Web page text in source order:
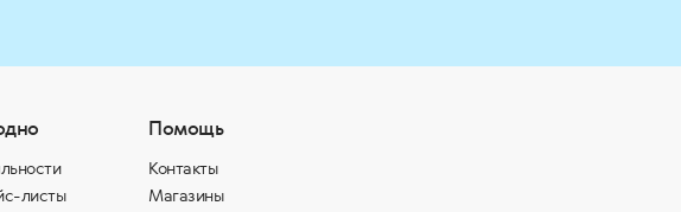
листы
Помощь
Контакты
Магазины